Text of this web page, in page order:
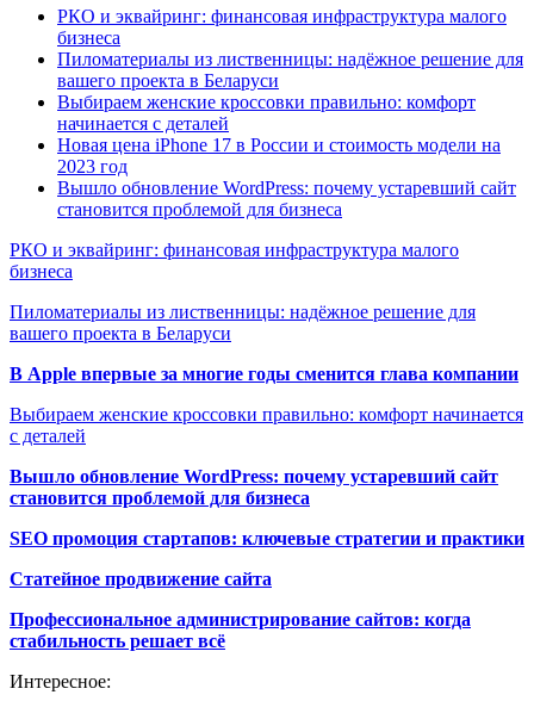
РКО и эквайринг: финансовая инфраструктура малого
бизнеса
Пиломатериалы из лиственницы: надёжное решение для
вашего проекта в Беларуси
Выбираем женские кроссовки правильно: комфорт
начинается с деталей
Новая цена iPhone 17 в России и стоимость модели на
2023 год
Вышло обновление WordPress: почему устаревший сайт
становится проблемой для бизнеса
РКО и эквайринг: финансовая инфраструктура малого
бизнеса
Пиломатериалы из лиственницы: надёжное решение для
вашего проекта в Беларуси
В Apple впервые за многие годы сменится глава компании
Выбираем женские кроссовки правильно: комфорт начинается
с деталей
Вышло обновление WordPress: почему устаревший сайт
становится проблемой для бизнеса
SEO промоция стартапов: ключевые стратегии и практики
Статейное продвижение сайта
Профессиональное администрирование сайтов: когда
стабильность решает всё
Интересное: